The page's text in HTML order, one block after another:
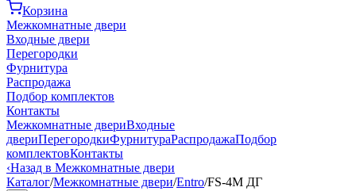
Корзина
Межкомнатные двери
Входные двери
Перегородки
Фурнитура
Распродажа
Подбор комплектов
Контакты
Межкомнатные двериВходные
двериПерегородкиФурнитураРаспродажаПодбор
комплектовКонтакты
‹Назад в Межкомнатные двери
Каталог/Межкомнатные двери/Entro/FS-4M ДГ